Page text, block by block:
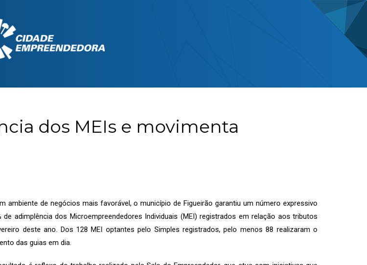
dos MEIs e movimenta
ambiente de negócios mais favorável, o município de Figueirão garantiu um número expressivo
de adimplência dos Microempreendedores Individuais (MEI) registrados em relação aos tributos
deste ano. Dos 128 MEI optantes pelo Simples registrados, pelo menos 88 realizaram o
das guias em dia.